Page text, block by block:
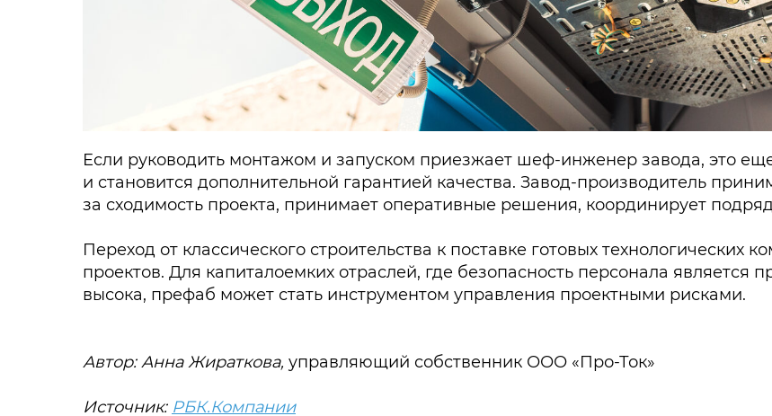
Если руководить монтажом и запуском приезжает шеф-инженер завода, это
и становится дополнительной гарантией качества. Завод-производитель
за сходимость проекта, принимает оперативные решения, координирует
Переход от классического строительства к поставке готовых технологических
проектов. Для капиталоемких отраслей, где безопасность персонала является
высока, префаб может стать инструментом управления проектными рисками.
Источник: РБК.Компании
Автор: Анна Жираткова, управляющий собственник ООО «Про-Ток»